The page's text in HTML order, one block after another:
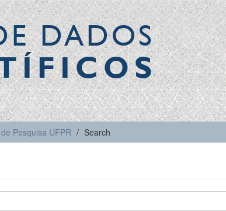
DADOS
Pesquisa UFPR Search